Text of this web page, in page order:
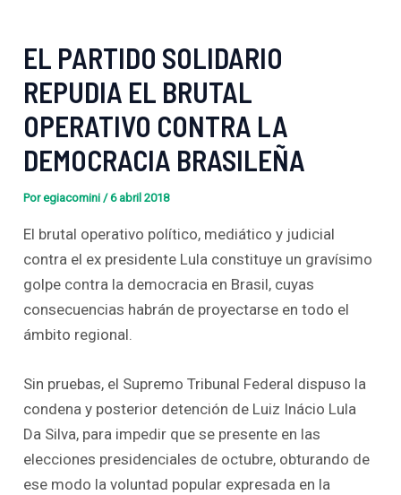
EL PARTIDO SOLIDARIO
REPUDIA EL BRUTAL
OPERATIVO CONTRA LA
DEMOCRACIA BRASILEÑA
Poregiacomini/6 abril 2018
El brutal operativo político, mediático y judicial
contra el ex presidente Lula constituye un gravísimo
golpe contra la democracia en Brasil, cuyas
consecuencias habrán de proyectarse en todo el
ámbito regional.
Sin pruebas, el Supremo Tribunal Federal dispuso la
condena y posterior detención de Luiz Inácio Lula
Da Silva, para impedir que se presente en las
elecciones presidenciales de octubre, obturando de
ese modo la voluntad popular expresada en la